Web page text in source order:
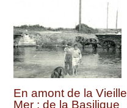
En amont de la Vieille
Mer : de la Basilique